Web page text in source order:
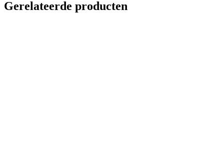
Gerelateerde producten